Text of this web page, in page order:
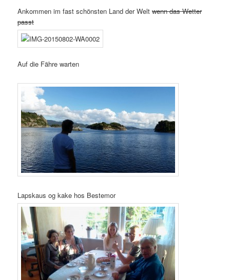
Ankommen im fast schönsten Land der Weltwenn das Wetter
passt
Auf die Fähre warten
Lapskaus og kake hos Bestemor